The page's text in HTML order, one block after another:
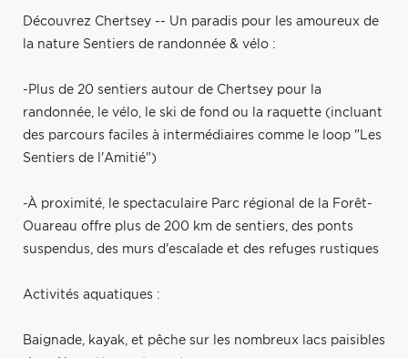
Découvrez Chertsey -- Un paradis pour les amoureux de
la nature Sentiers de randonnée & vélo :
-Plus de 20 sentiers autour de Chertsey pour la
randonnée, le vélo, le ski de fond ou la raquette (incluant
des parcours faciles à intermédiaires comme le loop "Les
Sentiers de l'Amitié")
-À proximité, le spectaculaire Parc régional de la Forêt-
Ouareau offre plus de 200 km de sentiers, des ponts
suspendus, des murs d'escalade et des refuges rustiques
Activités aquatiques :
Baignade, kayak, et pêche sur les nombreux lacs paisibles